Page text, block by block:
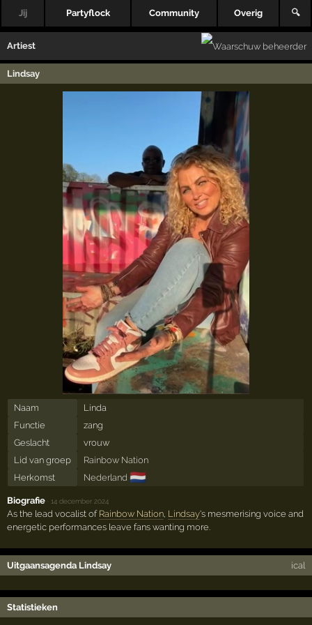
Jij Partyflock Community Overig 🔍
Artiest
Lindsay
Naam
Linda
Functie
zang
Geslacht
vrouw
Lid van groep
Rainbow Nation
Herkomst
Nederland 🇳🇱
Biografie ·14 december 2024
As the lead vocalist of Rainbow Nation, Lindsay's mesmerising voice and
energetic performances leave fans wanting more.
Uitgaansagenda Lindsay ical
Statistieken